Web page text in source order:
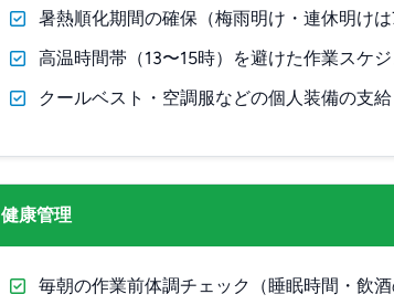
暑熱順化期間の確保（梅雨明け・連休明け
高温時間帯（13〜15時）を避けた作業スケ
クールベスト・空調服などの個人装備の支
健康管理
毎朝の作業前体調チェック（睡眠時間・飲酒